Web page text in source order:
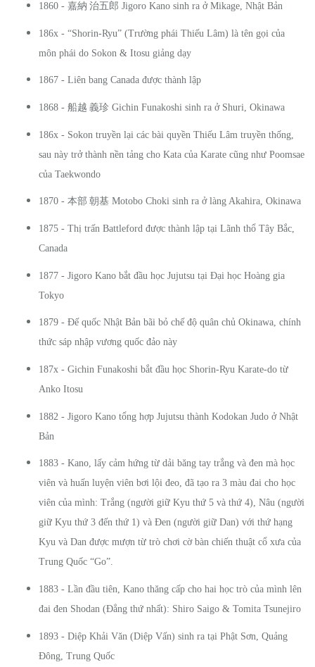
1860 - 嘉納 治五郎 Jigoro Kano sinh ra ở Mikage, Nhật Bản
186x - “Shorin-Ryu” (Trường phái Thiếu Lâm) là tên gọi của
môn phái do Sokon & Itosu giảng dạy
1867 - Liên bang Canada được thành lập
1868 - 船越 義珍 Gichin Funakoshi sinh ra ở Shuri, Okinawa
186x - Sokon truyền lại các bài quyền Thiếu Lâm truyền thống,
sau này trở thành nền tảng cho Kata của Karate cũng như Poomsae
của Taekwondo
1870 - 本部 朝基 Motobo Choki sinh ra ở làng Akahira, Okinawa
1875 - Thị trấn Battleford được thành lập tại Lãnh thổ Tây Bắc,
Canada
1877 - Jigoro Kano bắt đầu học Jujutsu tại Đại học Hoàng gia
Tokyo
1879 - Đế quốc Nhật Bản bãi bỏ chế độ quân chủ Okinawa, chính
thức sáp nhập vương quốc đảo này
187x - Gichin Funakoshi bắt đầu học Shorin-Ryu Karate-do từ
Anko Itosu
1882 - Jigoro Kano tổng hợp Jujutsu thành Kodokan Judo ở Nhật
Bản
1883 - Kano, lấy cảm hứng từ dải băng tay trắng và đen mà học
viên và huấn luyện viên bơi lội đeo, đã tạo ra 3 màu đai cho học
viên của mình: Trắng (người giữ Kyu thứ 5 và thứ 4), Nâu (người
giữ Kyu thứ 3 đến thứ 1) và Đen (người giữ Dan) với thứ hạng
Kyu và Dan được mượn từ trò chơi cờ bàn chiến thuật cổ xưa của
Trung Quốc “Go”.
1883 - Lần đầu tiên, Kano thăng cấp cho hai học trò của mình lên
đai đen Shodan (Đẳng thứ nhất): Shiro Saigo & Tomita Tsunejiro
1893 - Diệp Khải Văn (Diệp Vấn) sinh ra tại Phật Sơn, Quảng
Đông, Trung Quốc